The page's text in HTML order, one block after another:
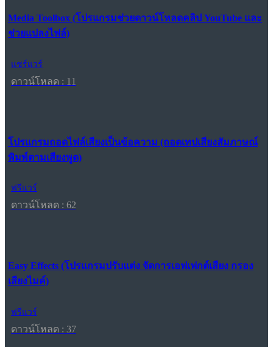
Media Toolbox (โปรแกรมช่วยดาวน์โหลดคลิป YouTube และ
ช่วยแปลงไฟล์)
แชร์แวร์
ดาวน์โหลด : 11
โปรแกรมถอดไฟล์เสียงเป็นข้อความ (ถอดเทปเสียงสัมภาษณ์
พิมพ์ตามเสียงพูด)
ฟรีแวร์
ดาวน์โหลด : 62
Easy Effects (โปรแกรมปรับแต่ง จัดการเอฟเฟกต์เสียง กรอง
เสียงไมค์)
ฟรีแวร์
ดาวน์โหลด : 37